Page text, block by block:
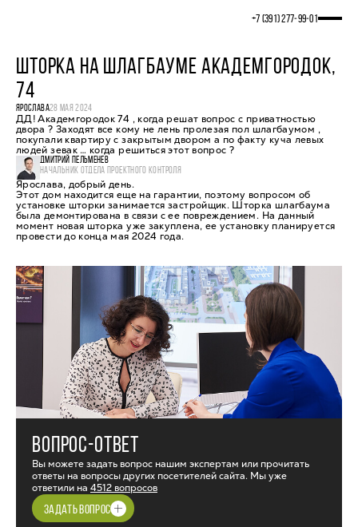
+7 (391) 277‒99‒01
ШТОРКА НА ШЛАГБАУМЕ АКАДЕМГОРОДОК,
74
ЯРОСЛАВА28 МАЯ 2024
ДД! Академгородок 74 , когда решат вопрос с приватностью
двора ? Заходят все кому не лень пролезая пол шлагбаумом ,
покупали квартиру с закрытым двором а по факту куча левых
людей зевак … когда решиться этот вопрос ?
ДМИТРИЙ ПЕЛЬМЕНЕВ
НАЧАЛЬНИК ОТДЕЛА ПРОЕКТНОГО КОНТРОЛЯ
Ярослава, добрый день.
Этот дом находится еще на гарантии, поэтому вопросом об
установке шторки занимается застройщик. Шторка шлагбаума
была демонтирована в связи с ее повреждением. На данный
момент новая шторка уже закуплена, ее установку планируется
провести до конца мая 2024 года.
ВОПРОС-ОТВЕТ
Вы можете задать вопрос нашим экспертам или прочитать
ответы на вопросы других посетителей сайта. Мы уже
ответили на 4512 вопросов
ЗАДАТЬ ВОПРОС